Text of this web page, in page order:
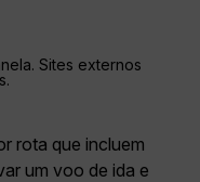
Sites externos
rota que incluem
um voo de ida e